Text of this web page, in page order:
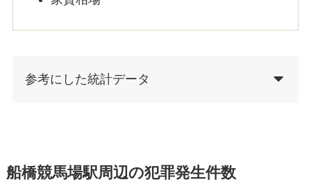
参考にした統計データ
船橋競馬場駅周辺の犯罪発生件数